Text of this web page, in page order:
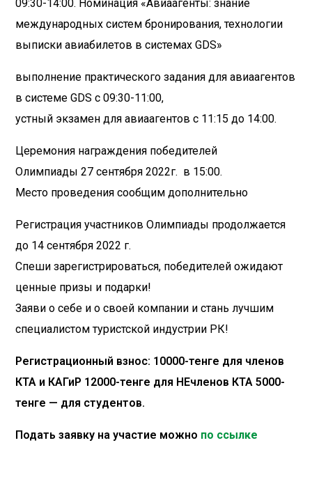
09:30-14:00. Номинация «Авиаагенты: знание
международных систем бронирования, технологии
выписки авиабилетов в системах GDS»
выполнение практического задания для авиаагентов
в системе GDS с 09:30-11:00,
устный экзамен для авиаагентов с 11:15 до 14:00.
Церемония награждения победителей
Олимпиады 27 сентября 2022г. в 15:00.
Место проведения сообщим дополнительно
Регистрация участников Олимпиады продолжается
до 14 сентября 2022 г.
Спеши зарегистрироваться, победителей ожидают
ценные призы и подарки!
Заяви о себе и о своей компании и стань лучшим
специалистом туристской индустрии РК!
Регистрационный взнос: 10000-тенге для членов
КТА и КАГиР 12000-тенге для НЕчленов КТА 5000-
тенге — для студентов.
Подать заявку на участие можно по ссылке